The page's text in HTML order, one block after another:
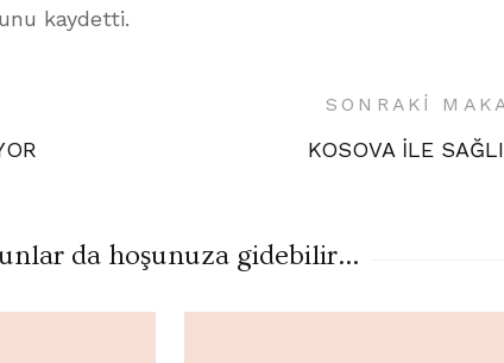
kaydetti.
SONRAKI
KOSOVA İLE
da hoşunuza gidebilir...